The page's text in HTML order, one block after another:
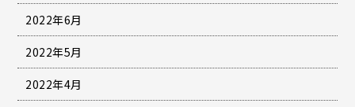
2022年6月
2022年5月
2022年4月